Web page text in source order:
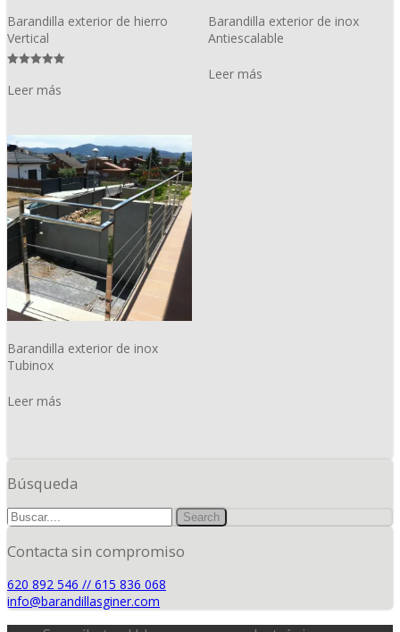
Barandilla exterior de hierro
Vertical
con
5.00
Leer más
Barandilla exterior de inox
Antiescalable
Leer más
Barandilla exterior de inox
Tubinox
Leer más
Búsqueda
Contacta sin compromiso
620 892 546 // 615 836 068
info@barandillasginer.com